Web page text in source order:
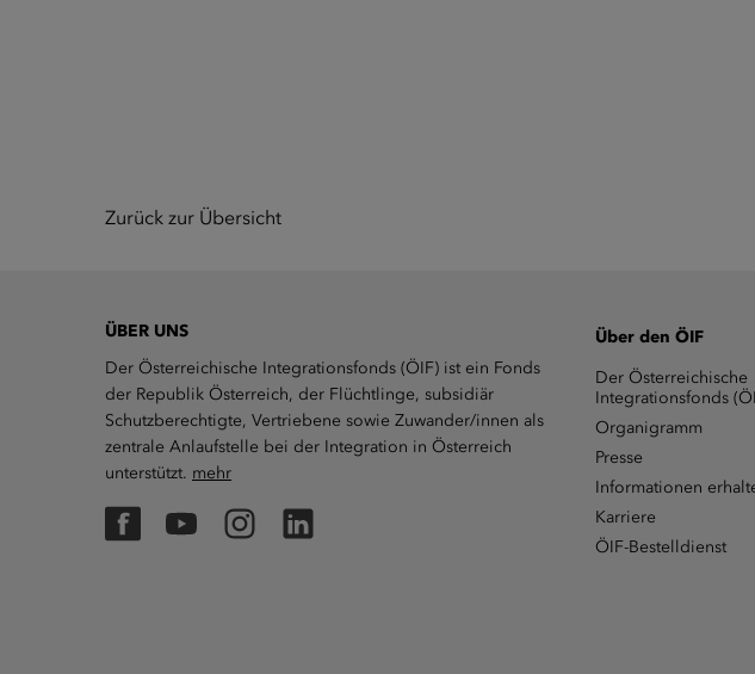
Zurück zur Übersicht
ÜBER UNS
Der Österreichische Integrationsfonds (ÖIF) ist ein Fonds
der Republik Österreich, der Flüchtlinge, subsidiär
Schutzberechtigte, Vertriebene sowie Zuwander/innen als
zentrale Anlaufstelle bei der Integration in Österreich
unterstützt. mehr
FacebookYouTubeInstagramLinkedIn
Über den ÖIF
Der Österreichische
Integrationsfonds
Organigramm
Presse
Informationen
Karriere
ÖIF-Bestelldienst